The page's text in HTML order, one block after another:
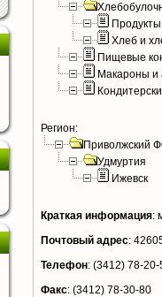
Продукты
Хлеб и
Пищевые
Макароны и
Регион:
Приволжский
Удмуртия
Ижевск
Краткая информация:
Почтовый адрес:
Телефон: (3412) 78-
Факс: (3412) 78-30-80